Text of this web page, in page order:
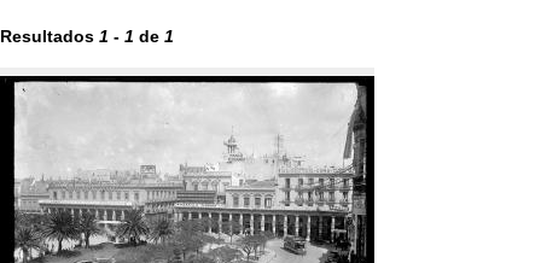
Resultados 1 - 1 de 1